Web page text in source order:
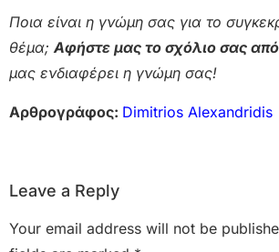
Ποια είναι η γνώμη σας για το
θέμα;Αφήστε μας το σχόλιο σας
μας ενδιαφέρει η γνώμη σας!
Αρθρογράφος: Dimitrios Alexandridis
Leave a Reply
Your email address will not be